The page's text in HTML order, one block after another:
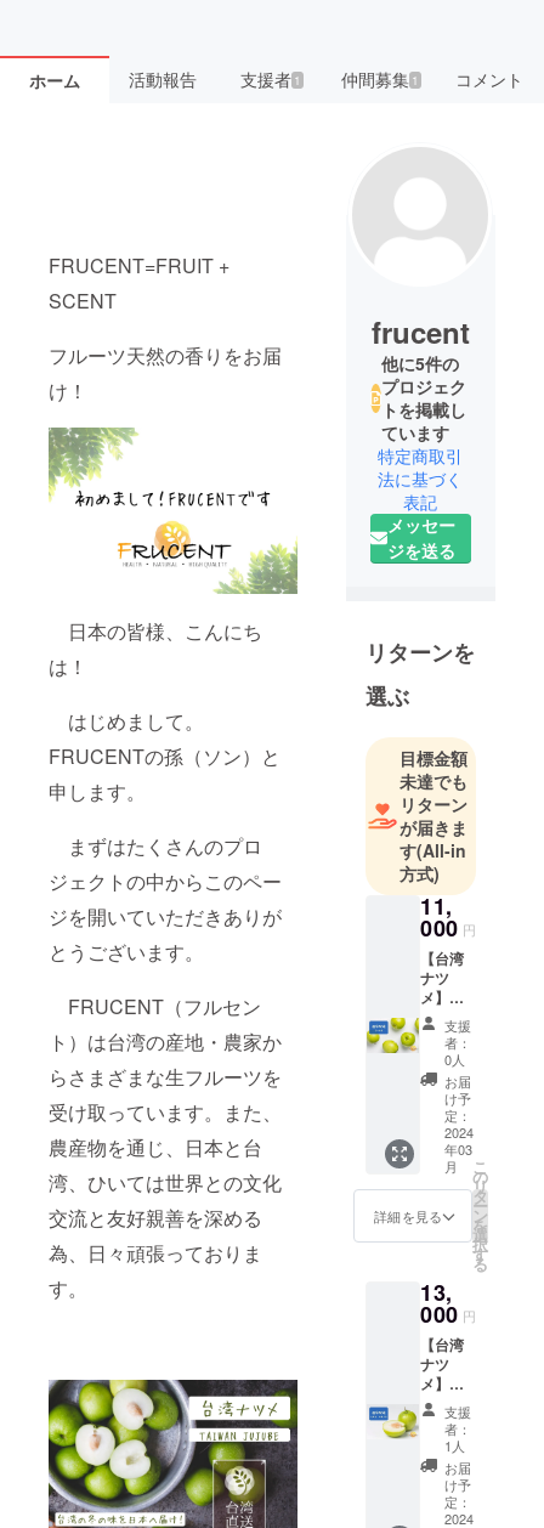
ホーム 活動報告 支援者 1 仲間募集 1 コメント
FRUCENT=FRUIT +
SCENT
フルーツ天然の香りをお届
け！
日本の皆様、こんにち
は！
はじめまして。
FRUCENTの孫（ソン）と
申します。
まずはたくさんのプロ
ジェクトの中からこのペー
ジを開いていただきありが
とうございます。
FRUCENT（フルセン
ト）は台湾の産地・農家か
らさまざまな生フルーツを
受け取っています。また、
農産物を通じ、日本と台
湾、ひいては世界との文化
交流と友好親善を深める
為、日々頑張っておりま
す。
frucent
他に5件の
プロジェク
トを掲載し
ています
特定商取引
法に基づく
表記
メッセー
ジを送る
リターンを
選ぶ
目標金額
未達でも
リターン
が届きま
す(All-in
方式)
11,
000 円
【台湾
ナツ
メ】
（日本
本島）
2.5kg/
箱｜18-
22玉｜
￥11,00
品情
報】 品
名：台
湾ナツ
メ 内容
量：
±5%( 約
18-22玉
） / 箱
原産
地：台
湾・高
雄 発送
期間：
2024年
2月末～
3月初
（台湾
から発
支援
者：
0人
お届
け予
定：
2024
年03
月
詳細を見る
こ
の
リ
タ
ー
ン
を
選
択
す
る
13,
000 円
【台湾
ナツ
メ】
（北海
道、沖
縄外
島）
2.5kg/
箱｜18-
22玉｜
支援
者：
1人
お届
け予
定：
2024